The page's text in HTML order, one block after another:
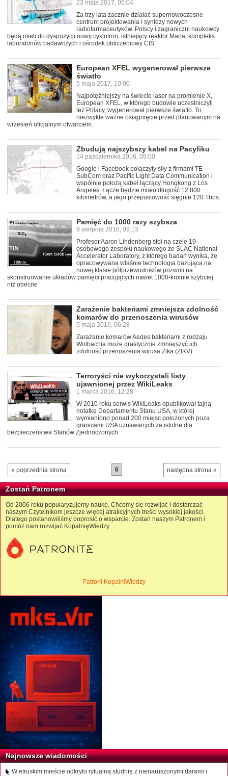
23 maja 2017, 05:04
Za trzy lata zacznie działać supernowoczesne
centrum projektowania i syntezy nowych
radiofarmaceutyków. Polscy i zagraniczni naukowcy
będą mieli do dyspozycji nowy cyklotron, istniejący reaktor Maria, kompleks
laboratoriów badawczych i ośrodek obliczeniowy CIŚ.
European XFEL wygenerował pierwsze
światło
5 maja 2017, 10:00
Najpotężniejszy na świecie laser na promienie X,
European XFEL, w którego budowie uczestniczyli
też Polacy, wygenerował pierwsze światło. To
niezwykle ważne osiągnięcie przed planowanym na
wrzesień oficjalnym otwarciem.
Zbudują najszybszy kabel na Pacyfiku
14 października 2016, 05:00
Google i Facebook połączyły siły z firmami TE
SubCom oraz Pacific Light Data Communication i
wspólnie położą kabel łączący Hongkong z Los
Angeles. Łącze będzie miało długość 12 800
kilometrów, a jego przepustowość sięgnie 120 Tbps.
Pamięć do 1000 razy szybsza
9 sierpnia 2016, 09:13
Profesor Aaron Lindenberg stoi na czele 19-
osobowego zespołu naukowego ze SLAC National
Accelerator Laboratory, z którego badań wynika, że
opracowywana właśnie technologia bazująca na
nowej klasie półprzewodników pozwoli na
skonstruowanie układów pamięci pracujących nawet 1000-krotnie szybciej
niż obecne
Zarażenie bakteriami zmniejsza zdolność
komarów do przenoszenia wirusów
5 maja 2016, 06:28
Zarażanie komarów Aedes bakteriami z rodzaju
Wolbachia może drastycznie zmniejszyć ich
zdolność przenoszenia wirusa Zika (ZIKV).
Terroryści nie wykorzystali listy
ujawnionej przez WikiLeaks
1 marca 2016, 12:28
W 2010 roku serwis WikiLeaks opublikował tajną
notatkę Departamentu Stanu USA, w której
wymieniono ponad 200 miejsc położonych poza
granicami USA uznawanych za istotne dla
bezpieczeństwa Stanów Zjednoczonych
« poprzednia strona następna strona »
6
Zostań Patronem
Od 2006 roku popularyzujemy naukę. Chcemy się rozwijać i dostarczać
naszym Czytelnikom jeszcze więcej atrakcyjnych treści wysokiej jakości.
Dlatego postanowiliśmy poprosić o wsparcie. Zostań naszym Patronem i
pomóż nam rozwijać KopalnięWiedzy.
Patroni KopalniWiedzy
Najnowsze wiadomości
W etruskim mieście odkryto rytualną studnię z nienaruszonymi darami i